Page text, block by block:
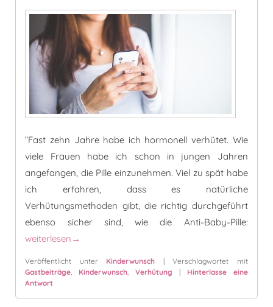
“Fast zehn Jahre habe ich hormonell verhütet. Wie
viele Frauen habe ich schon in jungen Jahren
angefangen, die Pille einzunehmen. Viel zu spät habe
ich erfahren, dass es natürliche
Verhütungsmethoden gibt, die richtig durchgeführt
ebenso sicher sind, wie die Anti-Baby-Pille:
NFP Regeln – Methoden natürlicher Familienplanung
weiterlesen →
Veröffentlicht unter Kinderwunsch |Verschlagwortet mit
Gastbeiträge, Kinderwunsch,Verhütung | Hinterlasse eine
Antwort